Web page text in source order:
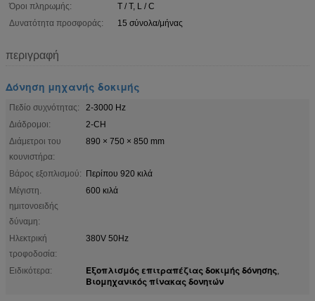
Όροι πληρωμής:
T / T, L / C
Δυνατότητα προσφοράς:
15 σύνολα/μήνας
περιγραφή
Δόνηση μηχανής δοκιμής
Πεδίο συχνότητας:
2-3000 Hz
Διάδρομοι:
2-CH
Διάμετροι του
κουνιστήρα:
890 × 750 × 850 mm
Βάρος εξοπλισμού: Περίπου 920 κιλά
Μέγιστη.
ημιτονοειδής
δύναμη:
600 κιλά
Ηλεκτρική
τροφοδοσία:
380V 50Hz
Ειδικότερα: Εξοπλισμός επιτραπέζιας δοκιμής δόνησης,
Βιομηχανικός πίνακας δονητών